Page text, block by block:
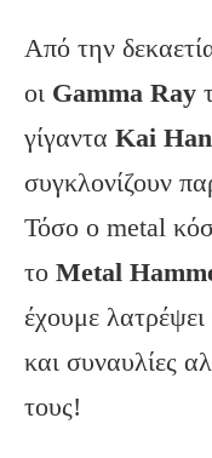
Από την
οι Gamma Ray
γίγαντα Kai
συγκλονίζουν
Τόσο ο metal
το Metal
έχουμε
και συναυλίες
τους!